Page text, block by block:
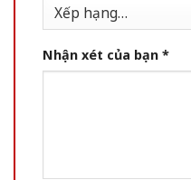
Nhận xét của bạn *